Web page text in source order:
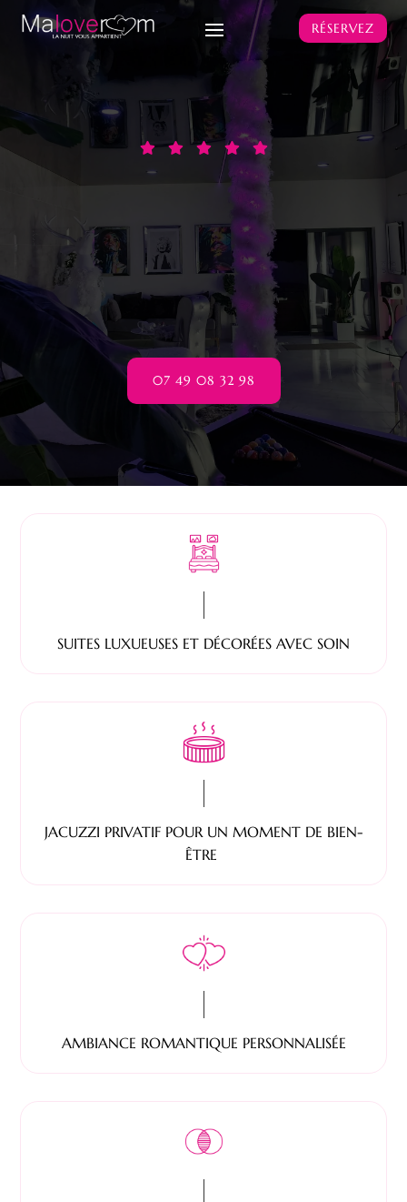
RÉSERVEZ
    
07 49 08 32 98
SUITES LUXUEUSES ET DÉCORÉES AVEC SOIN
JACUZZI PRIVATIF POUR UN MOMENT DE BIEN-
ÊTRE
AMBIANCE ROMANTIQUE PERSONNALISÉE